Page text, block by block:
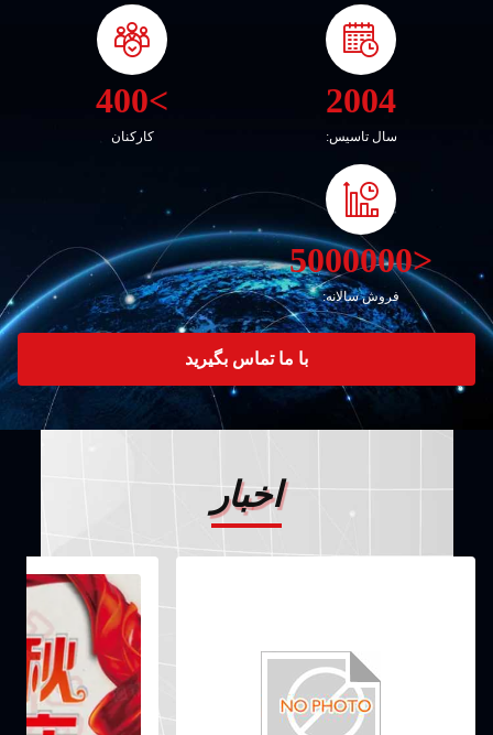
2004
سال تاسیس:
>400
کارکنان
<5000000
فروش سالانه:
با ما تماس بگیرید
اخبار